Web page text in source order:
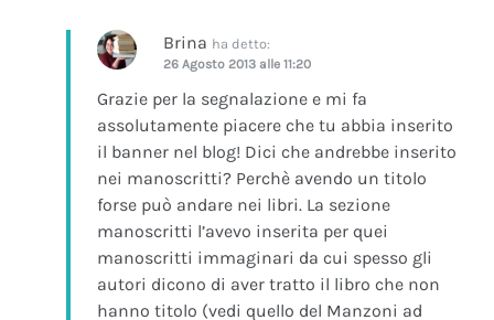
Brina ha detto:
26 Agosto 2013 alle 11:20
Grazie per la segnalazione e mi fa
assolutamente piacere che tu abbia inserito
il banner nel blog! Dici che andrebbe inserito
nei manoscritti? Perchè avendo un titolo
forse può andare nei libri. La sezione
manoscritti l’avevo inserita per quei
manoscritti immaginari da cui spesso gli
autori dicono di aver tratto il libro che non
hanno titolo (vedi quello del Manzoni ad